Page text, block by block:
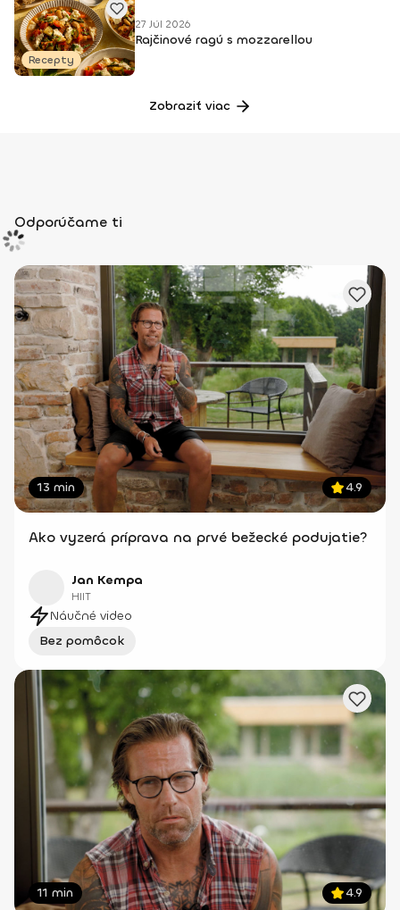
Recepty
27 Júl 2026
Rajčinové ragú s mozzarellou
Zobraziť viac
Odporúčame ti
13 min 4.9
Ako vyzerá príprava na prvé bežecké podujatie?
Jan Kempa
HIIT
Náučné video
Bez pomôcok
11 min 4.9